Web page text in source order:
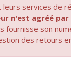
services de
n'est agréé par
fournisse son
des retours